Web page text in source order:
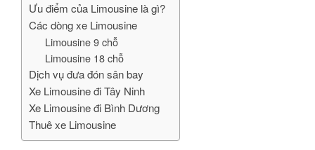
Ưu điểm của Limousine là gì?
Các dòng xe Limousine
Limousine 9 chỗ
Limousine 18 chỗ
Dịch vụ đưa đón sân bay
Xe Limousine đi Tây Ninh
Xe Limousine đi Bình Dương
Thuê xe Limousine